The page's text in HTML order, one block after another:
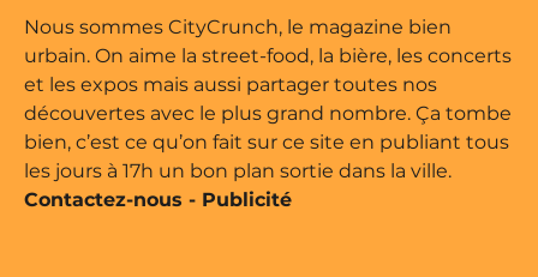
édité par Buena Onda Web •
Nous sommes CityCrunch, le magazine bien
urbain. On aime la street-food, la bière, les concerts
et les expos mais aussi partager toutes nos
découvertes avec le plus grand nombre. Ça tombe
bien, c’est ce qu’on fait sur ce site en publiant tous
les jours à 17h un bon plan sortie dans la ville.
Contactez-nous - Publicité